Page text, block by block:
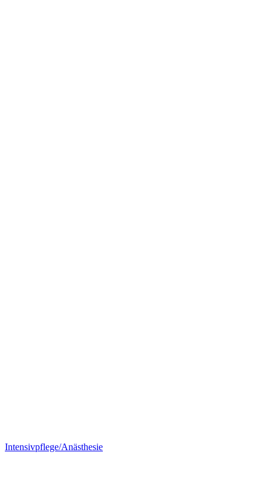
Intensivpflege/Anästhesie